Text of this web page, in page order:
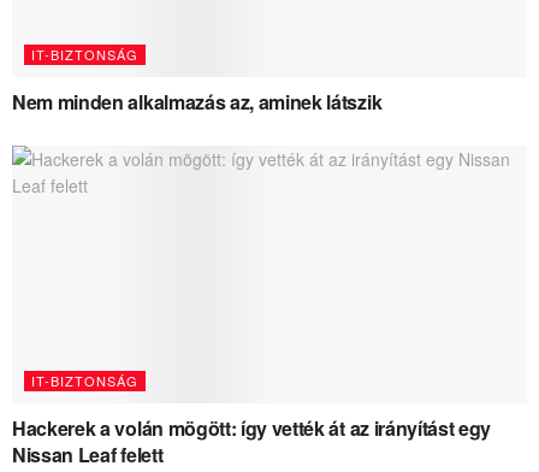
IT-BIZTONSÁG
Nem minden alkalmazás az, aminek látszik
IT-BIZTONSÁG
Hackerek a volán mögött: így vették át az irányítást egy
Nissan Leaf felett